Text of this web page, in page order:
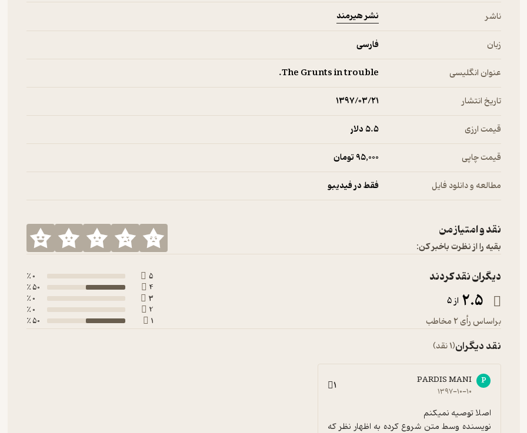
ناشر نشر هیرمند
زبان فارسی
عنوان انگلیسی The Grunts in trouble.
تاریخ انتشار ۱۳۹۷/۰۳/۲۱
قیمت ارزی 5.۵ دلار
قیمت چاپی 95,000 تومان
مطالعه و دانلود فایل فقط در فیدیبو
نقد و امتیاز من
بقیه را از نظرت باخبر کن:
دیگران نقد کردند
2.5 از 5
براساس رأی 2 مخاطب
5
0 ٪
4
50 ٪
3
0 ٪
2
0 ٪
1
50 ٪
نقد دیگران(1 نقد)
P
PARDIS MANI
۱۳۹۷-۱۰-۱۰ 1